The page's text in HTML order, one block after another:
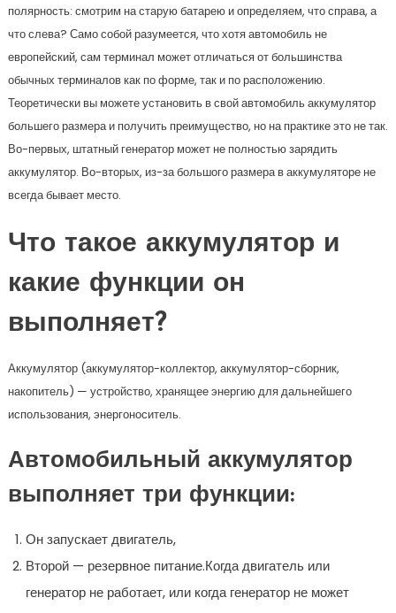
полярность: смотрим на старую батарею и определяем, что справа, а
что слева? Само собой разумеется, что хотя автомобиль не
европейский, сам терминал может отличаться от большинства
обычных терминалов как по форме, так и по расположению.
Теоретически вы можете установить в свой автомобиль аккумулятор
большего размера и получить преимущество, но на практике это не так.
Во-первых, штатный генератор может не полностью зарядить
аккумулятор. Во-вторых, из-за большого размера в аккумуляторе не
всегда бывает место.
Что такое аккумулятор и
какие функции он
выполняет?
Аккумулятор (аккумулятор-коллектор, аккумулятор-сборник,
накопитель) — устройство, хранящее энергию для дальнейшего
использования, энергоноситель.
Автомобильный аккумулятор
выполняет три функции:
Он запускает двигатель,
Второй — резервное питание.Когда двигатель или
генератор не работает, или когда генератор не может